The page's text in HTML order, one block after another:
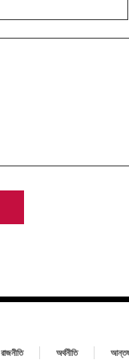
রাজনীতি অর্থনীতি